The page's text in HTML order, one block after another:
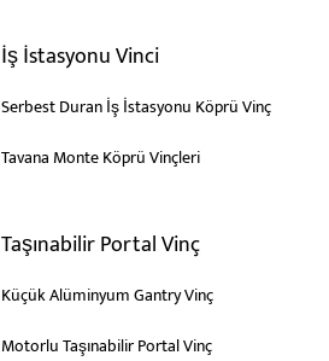
İş İstasyonu Vinci
Serbest Duran İş İstasyonu Köprü Vinç
Tavana Monte Köprü Vinçleri
Taşınabilir Portal Vinç
Küçük Alüminyum Gantry Vinç
Motorlu Taşınabilir Portal Vinç